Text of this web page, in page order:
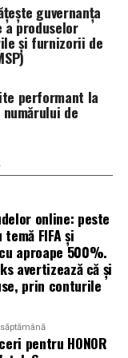
să își
acel moment,
de apărare”,
Officer
a inclus în
asociate
în principal
gazdă, însă
fi afectate
directă cu
de bilete.
guvernanța
produselor
și furnizorii de
performant la
de
online: peste
FIFA și
aproape 500%.
avertizează că și
prin conturile
pentru HONOR